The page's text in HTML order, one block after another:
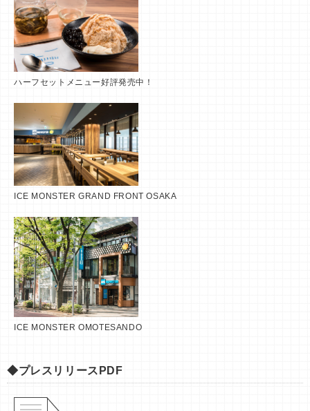
ハーフセットメニュー好評発売中！
ICE MONSTER GRAND FRONT OSAKA
ICE MONSTER OMOTESANDO
◆プレスリリースPDF